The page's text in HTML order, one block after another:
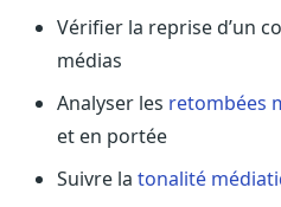
Charte IA
Fiabilité, souveraineté, sobriété
Sécurité
Hébergement européen, RGPD
Presse
Kit média, contacts
Vérifier la reprise d’un
médias
Analyser les retombées
et en portée
Suivre la tonalité